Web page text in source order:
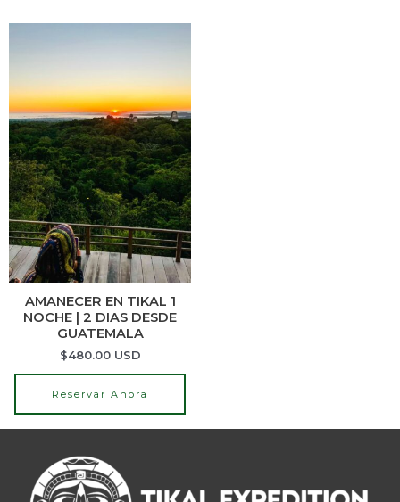
AMANECER EN TIKAL 1
NOCHE | 2 DIAS DESDE
GUATEMALA
$480.00USD
Reservar Ahora